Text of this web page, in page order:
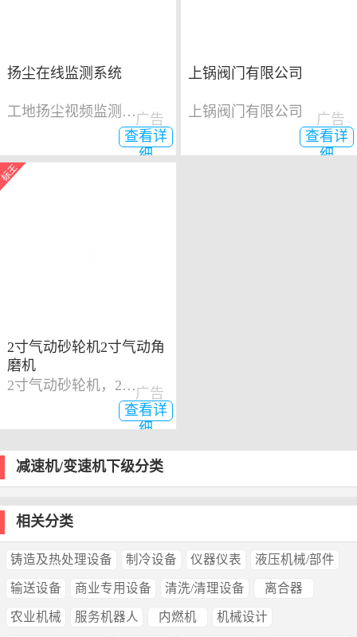
扬尘在线监测系统
工地扬尘视频监测系统
查看详
细
广告
上锅阀门有限公司
上锅阀门有限公司
查看详
细
广告
2寸气动砂轮机2寸气动角
磨机
2寸气动砂轮机，2寸气动角磨机
查看详
细
广告
减速机/变速机下级分类
相关分类
铸造及热处理设备 制冷设备 仪器仪表 液压机械/部件
输送设备 商业专用设备 清洗/清理设备 离合器
农业机械 服务机器人 内燃机 机械设计